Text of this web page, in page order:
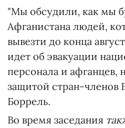
"Мы обсудили, как мы
Афганистана людей,
вывезти до конца
идет об эвакуации
персонала и афганцев,
защитой стран-членов
Боррель.
Во время заседания